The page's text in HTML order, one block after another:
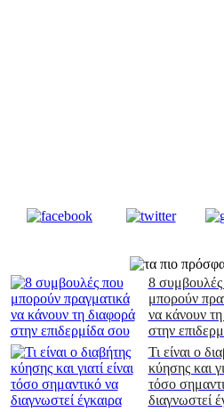
8
μπορούν
να κάνουν
στην
Τι είναι ο
κύησης και
τόσο
διαγνωστεί